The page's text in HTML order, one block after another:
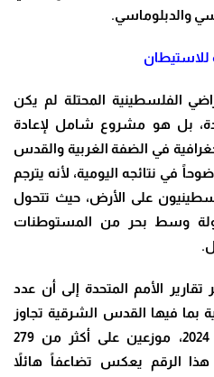
والدبلوماسي.
للاستيطان
الفلسطينية المحتلة لم يكن
بل هو مشروع شامل لإعادة
في الضفة الغربية والقدس
في نتائجه اليومية، لأنه يترجم
على الأرض، حيث تتحول
وسط بحر من المستوطنات
تقارير الأمم المتحدة إلى أن عدد
بما فيها القدس الشرقية تجاوز
700 ألف مستوطن حتى عام 2024، موزعين على أكثر من 279
الرقم يعكس تضاعفاً هائلاً